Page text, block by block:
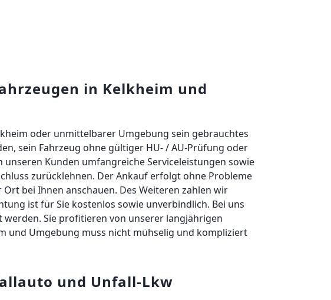
in Kelkheim und
oder unmittelbarer Umgebung sein gebrauchtes
sein Fahrzeug ohne gültiger HU- / AU-Prüfung oder
Kunden umfangreiche Serviceleistungen sowie
zurücklehnen. Der Ankauf erfolgt ohne Probleme
bei Ihnen anschauen. Des Weiteren zahlen wir
ist für Sie kostenlos sowie unverbindlich. Bei uns
Sie profitieren von unserer langjährigen
und Umgebung muss nicht mühselig und kompliziert
und Unfall-Lkw